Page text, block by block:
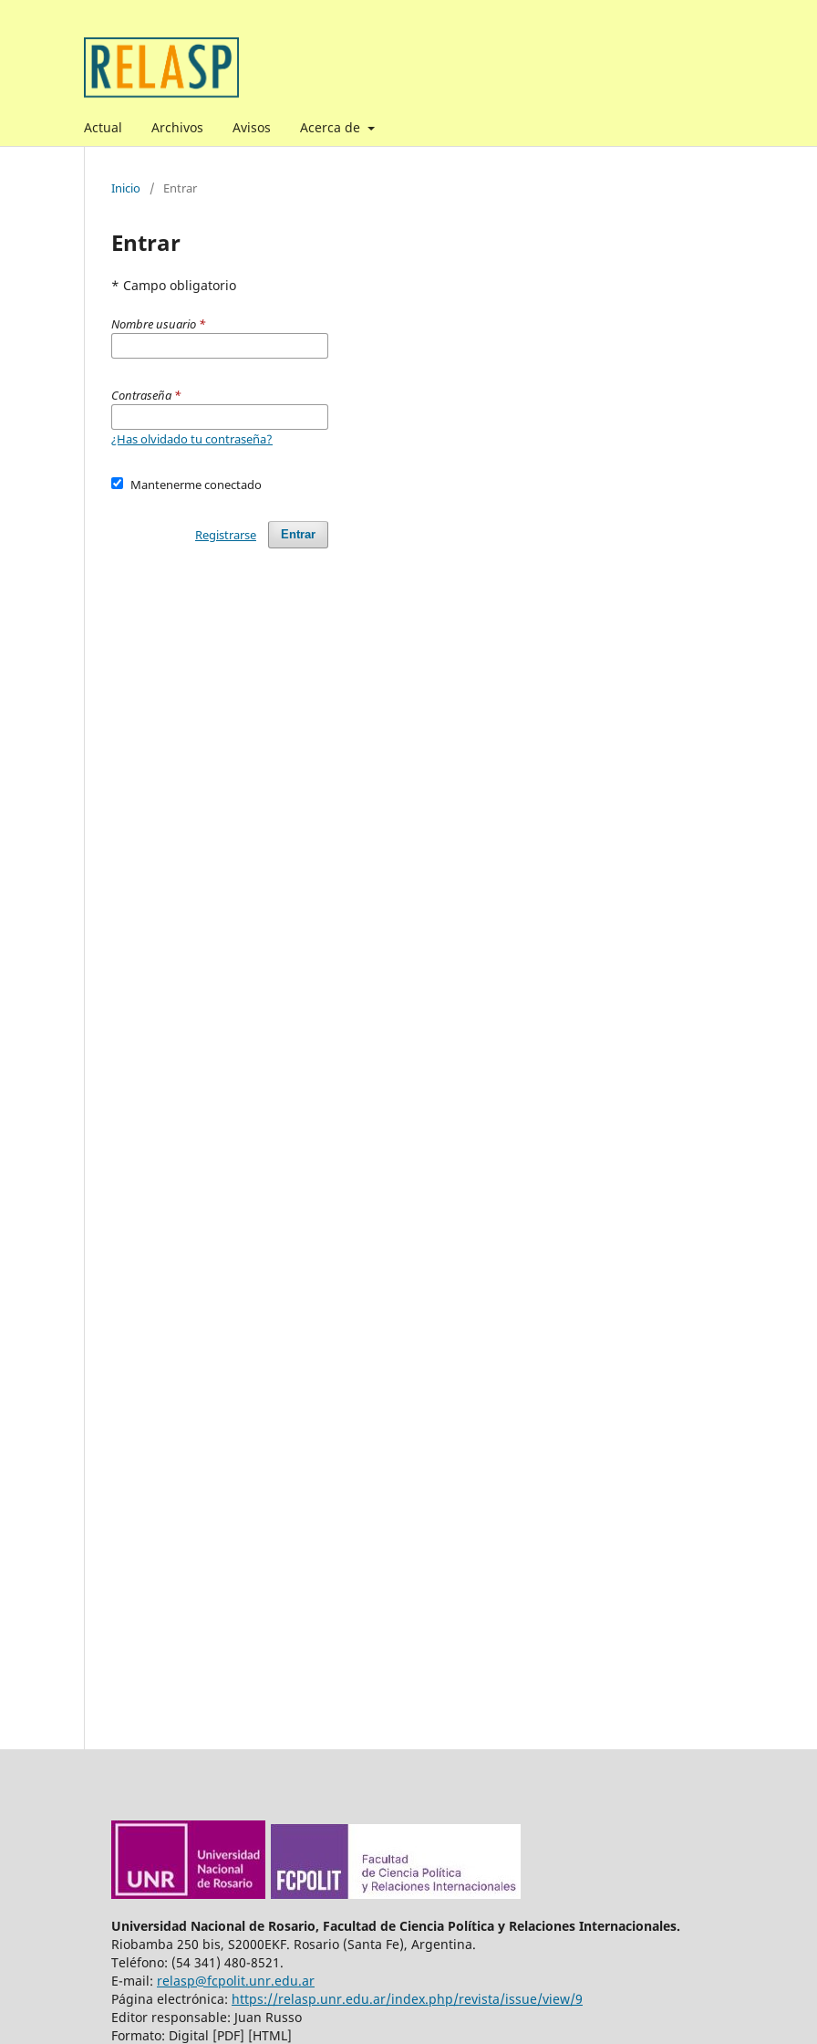
Actual Archivos Avisos Acerca de
Inicio / Entrar
Entrar
* Campo obligatorio
Nombre usuario *
Contraseña *
¿Has olvidado tu contraseña?
Mantenerme conectado
Entrar
Registrarse
Universidad Nacional de Rosario, Facultad de Ciencia Política y Relaciones Internacionales.
Riobamba 250 bis, S2000EKF. Rosario (Santa Fe), Argentina.
Teléfono: (54 341) 480-8521.
E-mail: relasp@fcpolit.unr.edu.ar
Página electrónica: https://relasp.unr.edu.ar/index.php/revista/issue/view/9
Editor responsable: Juan Russo
Formato: Digital [PDF] [HTML]